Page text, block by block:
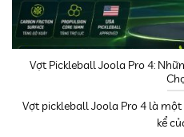
Vợt Pickleball Joola Pro 4:
Vợt pickleball Joola Pro 4 là
kể